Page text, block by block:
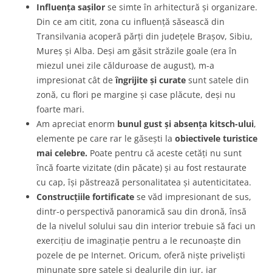
Influența sașilor se simte în arhitectură și organizare.
Din ce am citit, zona cu influență săsească din
Transilvania acoperă părți din județele Brașov, Sibiu,
Mureș și Alba. Deși am găsit străzile goale (era în
miezul unei zile călduroase de august), m-a
impresionat cât deîngrijite și curate sunt satele din
zonă, cu flori pe margine și case plăcute, deși nu
foarte mari.
Am apreciat enorm bunul gust și absența kitsch-ului,
elemente pe care rar le găsești la obiectivele turistice
mai celebre. Poate pentru că aceste cetăți nu sunt
încă foarte vizitate (din păcate) și au fost restaurate
cu cap, își păstrează personalitatea și autenticitatea.
Construcțiile fortificate se văd impresionant de sus,
dintr-o perspectivă panoramică sau din dronă, însă
de la nivelul solului sau din interior trebuie să faci un
exercițiu de imaginație pentru a le recunoaște din
pozele de pe Internet. Oricum, oferă niște priveliști
minunate spre satele și dealurile din jur, iar